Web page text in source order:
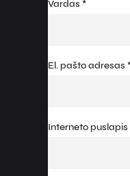
Vardas *
El. pašto adresas
Interneto puslapis